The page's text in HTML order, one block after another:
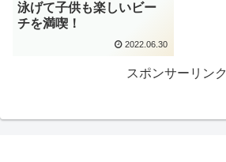
泳げて子供も楽しいビー
チを満喫！
2022.06.30
スポンサーリンク